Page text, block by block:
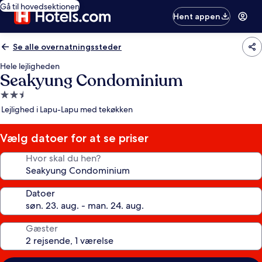
Gå til hovedsektionen
Hent appen
Se alle overnatningssteder
Hele lejligheden
Seakyung Condominium
2.5-
stjernet
Lejlighed i Lapu-Lapu med tekøkken
Vælg datoer for at se priser
Hvor skal du hen?
Datoer
Gæster